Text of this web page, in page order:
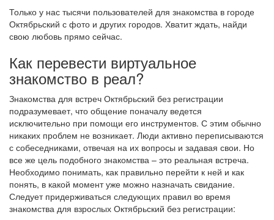
Только у нас тысячи пользователей для знакомства в городе
Октябрьский с фото и других городов. Хватит ждать, найди
свою любовь прямо сейчас.
Как перевести виртуальное
знакомство в реал?
Знакомства для встреч Октябрьский без регистрации
подразумевает, что общение поначалу ведется
исключительно при помощи его инструментов. С этим обычно
никаких проблем не возникает. Люди активно переписываются
с собеседниками, отвечая на их вопросы и задавая свои. Но
все же цель подобного знакомства – это реальная встреча.
Необходимо понимать, как правильно перейти к ней и как
понять, в какой момент уже можно назначать свидание.
Следует придерживаться следующих правил во время
знакомства для взрослых Октябрьский без регистрации: